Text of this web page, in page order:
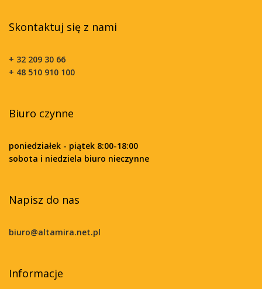
Skontaktuj się z nami
+ 32 209 30 66
+ 48 510 910 100
Biuro czynne
poniedziałek - piątek 8:00-18:00
sobota i niedziela biuro nieczynne
Napisz do nas
biuro@altamira.net.pl
Informacje